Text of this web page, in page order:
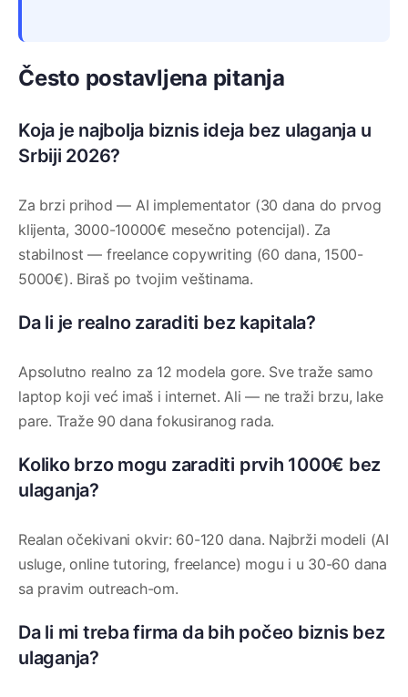
Često postavljena pitanja
Koja je najbolja biznis ideja bez ulaganja u
Srbiji 2026?
Za brzi prihod — AI implementator (30 dana do prvog
klijenta, 3000-10000€ mesečno potencijal). Za
stabilnost — freelance copywriting (60 dana, 1500-
5000€). Biraš po tvojim veštinama.
Da li je realno zaraditi bez kapitala?
Apsolutno realno za 12 modela gore. Sve traže samo
laptop koji već imaš i internet. Ali — ne traži brzu, lake
pare. Traže 90 dana fokusiranog rada.
Koliko brzo mogu zaraditi prvih 1000€ bez
ulaganja?
Realan očekivani okvir: 60-120 dana. Najbrži modeli (AI
usluge, online tutoring, freelance) mogu i u 30-60 dana
sa pravim outreach-om.
Da li mi treba firma da bih počeo biznis bez
ulaganja?